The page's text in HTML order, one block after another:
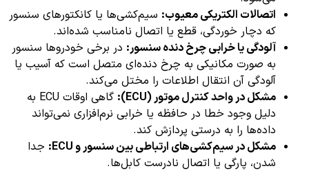
اتصالات الکتریکی معیوب: سیم‌کشی‌ها یا کانکتورهای سنسور
که دچار خوردگی، قطع یا اتصال نامناسب شده‌اند.
آلودگی یا خرابی چرخ دنده سنسور: در برخی خودروها سنسور
به صورت مکانیکی به چرخ دنده‌ای متصل است که آسیب یا
آلودگی آن انتقال اطلاعات را مختل می‌کند.
مشکل در واحد کنترل موتور (ECU):
گاهی اوقات ECU به
دلیل وجود خطا در حافظه یا خرابی نرم‌افزاری نمی‌تواند
داده‌ها را به درستی پردازش کند.
مشکل در سیم‌کشی‌های ارتباطی بین سنسور و ECU:
جدا
شدن، پارگی یا اتصال نادرست کابل‌ها.